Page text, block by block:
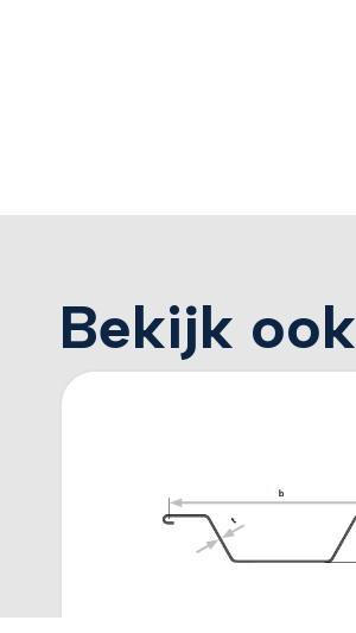
Bekijk ook